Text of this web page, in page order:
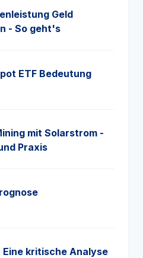
Geld
- So geht's
ETF Bedeutung
mit Solarstrom -
Praxis
Eine kritische Analyse